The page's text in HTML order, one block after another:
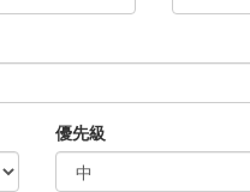
優先級